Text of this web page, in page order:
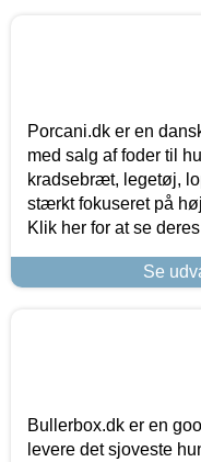
Porcani.dk er en
med salg af foder til
kradsebræt, legetøj,
stærkt fokuseret på
Klik her for at se
Se
Bullerbox.dk er en
levere det sjoveste